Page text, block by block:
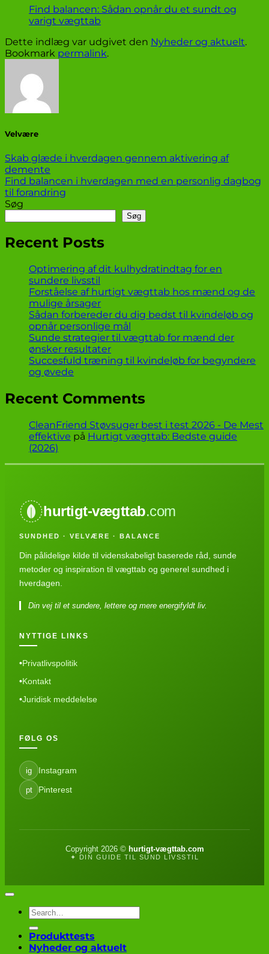
Find balancen: Sådan opnår du et sundt og
varigt vægttab
Dette indlæg var udgivet den Nyheder og aktuelt.
Bookmark permalink.
Velvære
Skab glæde i hverdagen gennem aktivering af
demente
Find balancen i hverdagen med en personlig dagbog
til forandring
Søg
Søg
Recent Posts
Optimering af dit kulhydratindtag for en
sundere livsstil
Forståelse af hurtigt vægttab hos mænd og de
mulige årsager
Sådan forbereder du dig bedst til kvindeløb og
opnår personlige mål
Sunde strategier til vægttab for mænd der
ønsker resultater
Succesfuld træning til kvindeløb for begyndere
og øvede
Recent Comments
CleanFriend Støvsuger best i test 2026 - De Mest
effektive på Hurtigt vægttab: Bedste guide
(2026)
hurtigt-vægttab.com
SUNDHED · VELVÆRE · BALANCE
Din pålidelige kilde til videnskabeligt baserede råd, sunde
metoder og inspiration til vægttab og generel sundhed i
hverdagen.
Din vej til et sundere, lettere og mere energifyldt liv.
NYTTIGE LINKS
Privatlivspolitik
Kontakt
Juridisk meddelelse
FØLG OS
ig Instagram
pt Pinterest
Copyright 2026 © hurtigt-vægttab.com
✦ DIN GUIDE TIL SUND LIVSSTIL
Produkttests
Nyheder og aktuelt